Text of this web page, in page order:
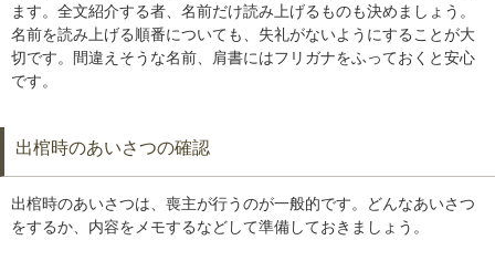
ます。全文紹介する者、名前だけ読み上げるものも決めましょう。
名前を読み上げる順番についても、失礼がないようにすることが大
切です。間違えそうな名前、肩書にはフリガナをふっておくと安心
です。
出棺時のあいさつの確認
出棺時のあいさつは、喪主が行うのが一般的です。どんなあいさつ
をするか、内容をメモするなどして準備しておきましょう。